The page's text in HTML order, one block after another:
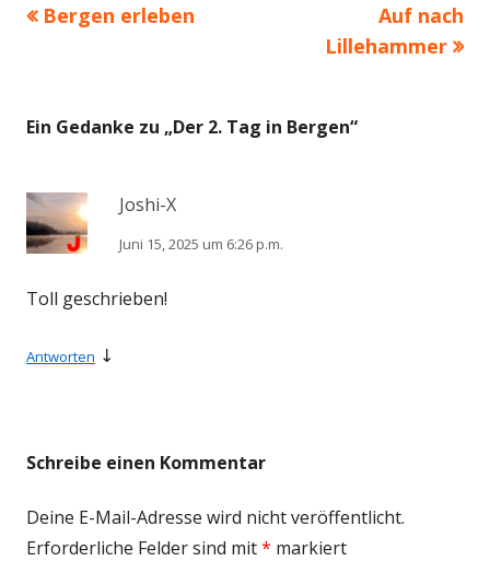
Beitragsnavigation
Vorheriger
Bergen erleben
Nächster
Beitrag
Auf nach
Lillehammer
Ein Gedanke zu „Der 2. Tag in Bergen“
Joshi-X
Juni 15, 2025 um 6:26 p.m.
Toll geschrieben!
Antworten ↓
Schreibe einen Kommentar
Deine E-Mail-Adresse wird nicht veröffentlicht.
Erforderliche Felder sind mit* markiert